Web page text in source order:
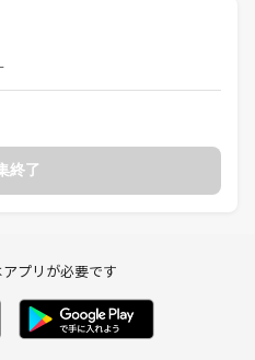
終了
プリが必要です